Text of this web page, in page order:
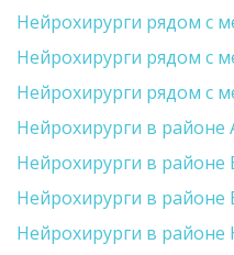
Нейрохирурги рядом с
Нейрохирурги рядом с
Нейрохирурги рядом с
Нейрохирурги в районе
Нейрохирурги в районе
Нейрохирурги в районе
Нейрохирурги в районе